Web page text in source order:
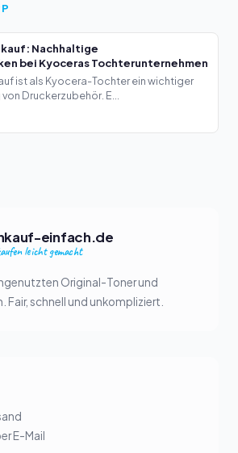
Nachhaltige
bei Kyoceras Tochterunternehmen
ist als Kyocera-Tochter ein wichtiger
Druckerzubehör. E...
einfach.de
leicht gemacht
Original-Toner und
Fair, schnell und unkompliziert.
E-Mail